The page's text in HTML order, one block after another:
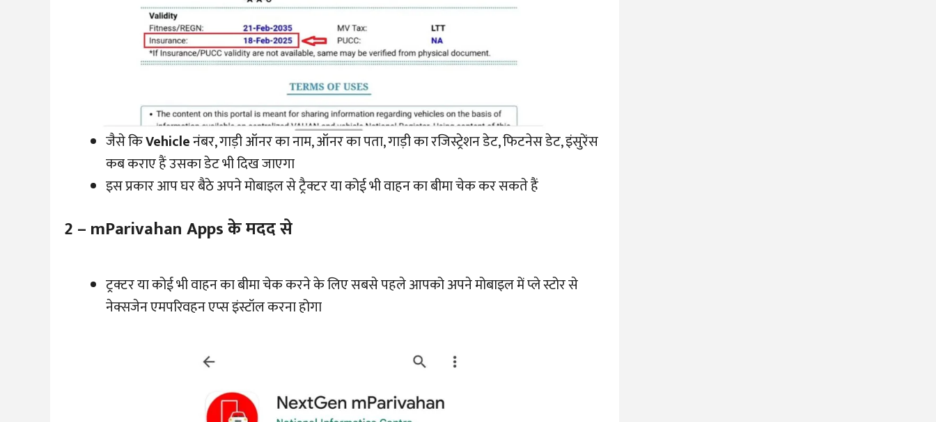
जैसे किVehicleनंबर, गाड़ी ऑनर का नाम, ऑनर का पता, गाड़ी का रजिस्ट्रेशन डेट, फिटनेस डेट, इंसुरेंस
कब कराए हैं उसका डेट भी दिख जाएगा
इस प्रकार आप घर बैठे अपने मोबाइल से ट्रैक्टर या कोई भी वाहन का बीमा चेक कर सकते हैं
2 – mParivahan Apps के मदद से
ट्रक्टर या कोई भी वाहन का बीमा चेक करने के लिए सबसे पहले आपको अपने मोबाइल में प्ले स्टोर से
नेक्सजेन एमपरिवहन एप्स इंस्टॉल करना होगा